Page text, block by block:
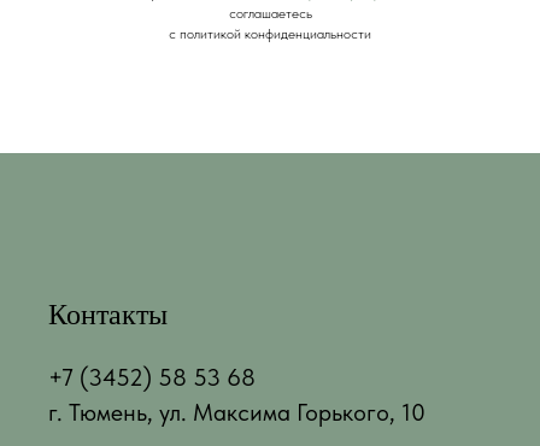
соглашаетесь
c политикой конфиденциальности
Контакты
+7 (3452) 58 53 68
г. Тюмень, ул. Максима Горького, 10